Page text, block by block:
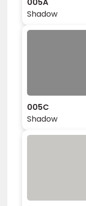
Shadow
005C
Shadow